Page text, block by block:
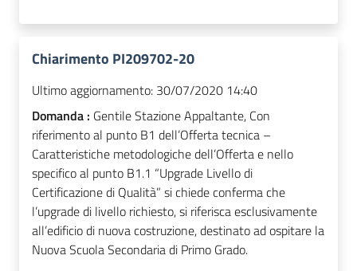
Chiarimento PI209702-20
Ultimo aggiornamento: 30/07/2020 14:40
Domanda : Gentile Stazione Appaltante, Con
riferimento al punto B1 dell’Offerta tecnica –
Caratteristiche metodologiche dell’Offerta e nello
specifico al punto B1.1 “Upgrade Livello di
Certificazione di Qualità” si chiede conferma che
l’upgrade di livello richiesto, si riferisca esclusivamente
all’edificio di nuova costruzione, destinato ad ospitare la
Nuova Scuola Secondaria di Primo Grado.